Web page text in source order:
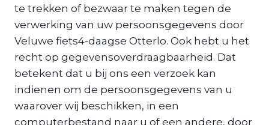
te trekken of bezwaar te maken tegen de
verwerking van uw persoonsgegevens door
Veluwe fiets4-daagse Otterlo. Ook hebt u het
recht op gegevensoverdraagbaarheid. Dat
betekent dat u bij ons een verzoek kan
indienen om de persoonsgegevens van u
waarover wij beschikken, in een
computerbestand naar u of een andere, door